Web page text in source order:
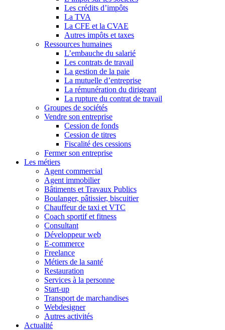
Les crédits d’impôts
La TVA
La CFE et la CVAE
Autres impôts et taxes
Ressources humaines
L’embauche du salarié
Les contrats de travail
La gestion de la paie
La mutuelle d’entreprise
La rémunération du dirigeant
La rupture du contrat de travail
Groupes de sociétés
Vendre son entreprise
Cession de fonds
Cession de titres
Fiscalité des cessions
Fermer son entreprise
Les métiers
Agent commercial
Agent immobilier
Bâtiments et Travaux Publics
Boulanger, pâtissier, biscuitier
Chauffeur de taxi et VTC
Coach sportif et fitness
Consultant
Développeur web
E-commerce
Freelance
Métiers de la santé
Restauration
Services à la personne
Start-up
Transport de marchandises
Webdesigner
Autres activités
Actualité